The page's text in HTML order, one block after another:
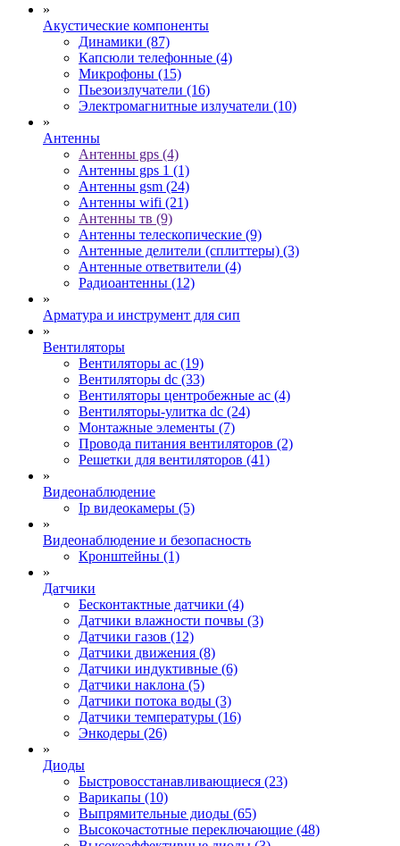
»
Акустические компоненты
Динамики (87)
Капсюли телефонные (4)
Микрофоны (15)
Пьезоизлучатели (16)
Электромагнитные излучатели (10)
»
Антенны
Антенны gps (4)
Антенны gps 1 (1)
Антенны gsm (24)
Антенны wifi (21)
Антенны тв (9)
Антенны телескопические (9)
Антенные делители (сплиттеры) (3)
Антенные ответвители (4)
Радиоантенны (12)
»
Арматура и инструмент для сип
»
Вентиляторы
Вентиляторы ac (19)
Вентиляторы dc (33)
Вентиляторы центробежные ac (4)
Вентиляторы-улитка dc (24)
Монтажные элементы (7)
Провода питания вентиляторов (2)
Решетки для вентиляторов (41)
»
Видеонаблюдение
Ip видеокамеры (5)
»
Видеонаблюдение и безопасность
Кронштейны (1)
»
Датчики
Бесконтактные датчики (4)
Датчики влажности почвы (3)
Датчики газов (12)
Датчики движения (8)
Датчики индуктивные (6)
Датчики наклона (5)
Датчики потока воды (3)
Датчики температуры (16)
Энкодеры (26)
»
Диоды
Быстровосстанавливающиеся (23)
Варикапы (10)
Выпрямительные диоды (65)
Высокочастотные переключающие (48)